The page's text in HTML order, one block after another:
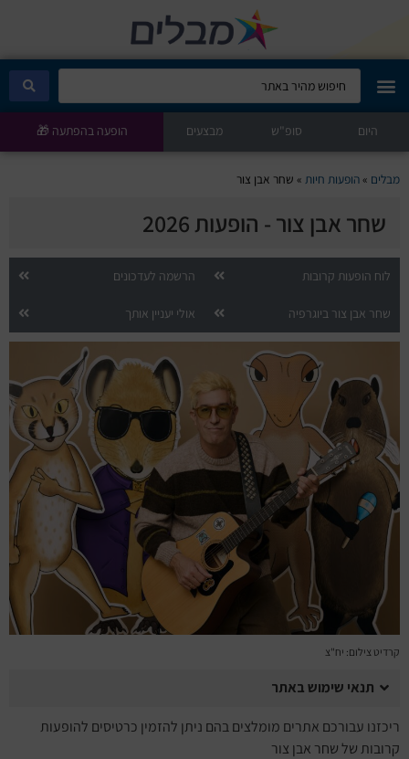
מבלים קלאב
הופעות היום
סטנדאפ
הצגות ילדים
הופעות חיות
הצגות תיאטרון
מחזות זמר
מחול ובלט
קונצרטים
הרצאות
סרטים
חופשה והופעה
היום סופ"ש מבצעים הופעה בהפתעה 🎁
מבלים »הופעות חיות » שחר אבן צור
שחר אבן צור - הופעות 2026
לוח הופעות קרובות הרשמה לעדכונים
שחר אבן צור ביוגרפיה אולי יעניין אותך
קרדיט צילום: יח"צ
תנאי שימוש באתר
ריכזנו עבורכם אתרים מומלצים בהם ניתן להזמין כרטיסים להופעות
קרובות של שחר אבן צור